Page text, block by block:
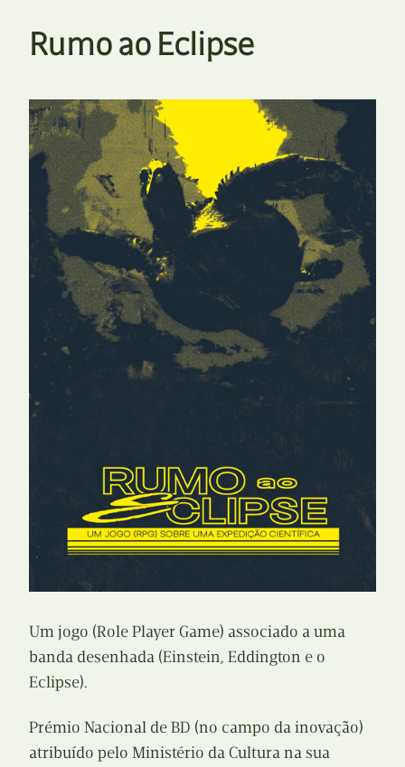
Rumo ao Eclipse
Um jogo (Role Player Game) associado a uma
banda desenhada (Einstein, Eddington e o
Eclipse).
Prémio Nacional de BD (no campo da inovação)
atribuído pelo Ministério da Cultura na sua